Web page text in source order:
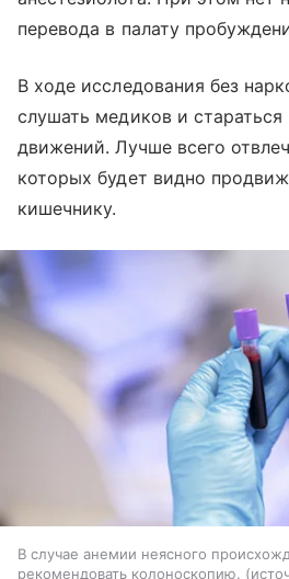
перевода в палату
В ходе исследования без
слушать медиков и стараться
движений. Лучше всего
которых будет видно
кишечнику.
В случае анемии неясного
рекомендовать колоноскопию.